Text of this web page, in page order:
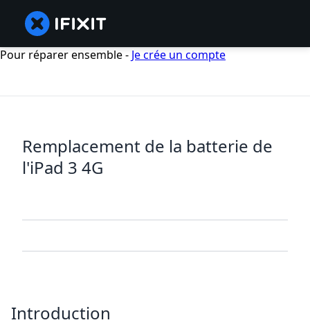
Pour réparer ensemble - Je crée un compte
Remplacement de la batterie de
l'iPad 3 4G
Introduction